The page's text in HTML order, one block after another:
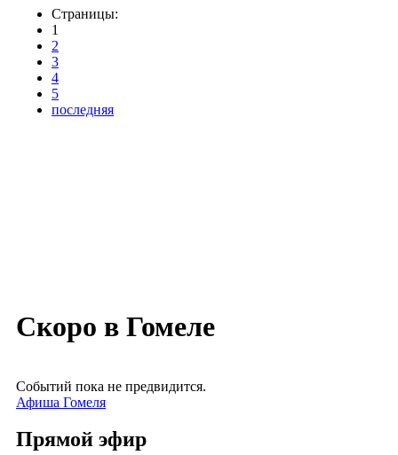
Страницы:
1
2
3
4
5
последняя
Скоро в Гомеле
Событий пока не предвидится.
Афиша Гомеля
Прямой эфир